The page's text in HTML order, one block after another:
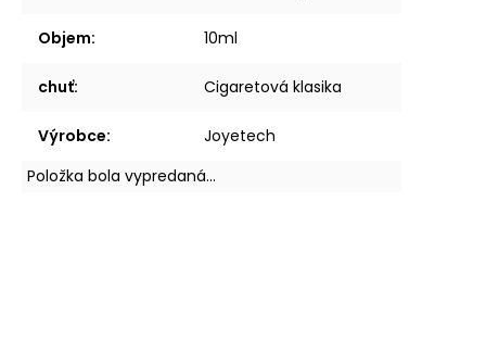
Objem: 10ml
chuť: Cigaretová klasika
Výrobce:
Joyetech
Položka bola vypredaná…